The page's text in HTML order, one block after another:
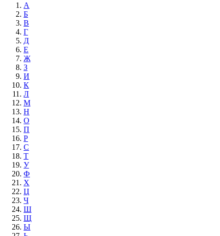
А
Б
В
Г
Д
Е
Ж
З
И
К
Л
М
Н
О
П
Р
С
Т
У
Ф
Х
Ц
Ч
Ш
Щ
Ы